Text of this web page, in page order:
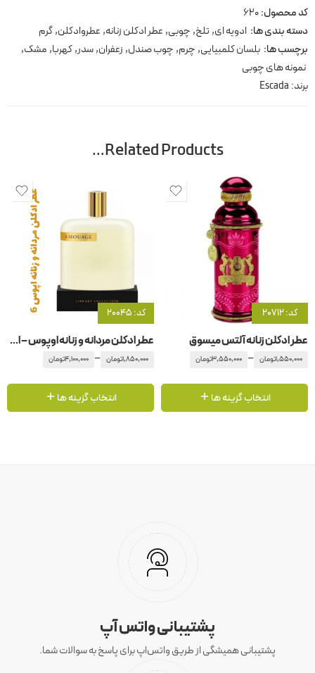
کد محصول:620
دسته بندی ها: ادویه ای, تلخ, چوبی, عطر ادکلن زنانه, عطروادکلن,گرم
برچسب ها: بلسان کلمبیایی, چرم, چوب صندل, زعفران,سدر,کهربا, مشک,
نمونه های چوبی
برند: Escada
Related Products…
کد: 20712
عطر ادکلن زنانه آلتس میسوق
1,550,000تومان –
3,550,000تومان
انتخاب گزینه ها
کد: 20045
عطر ادکلن مردانه و زنانه اوپوس – اپوس 6 آمواج – آمواژ
1,850,000تومان –
4,100,000تومان
انتخاب گزینه ها
پشتیبانی واتس آپ
پشتیبانی همیشگی از طریق واتس‌اپ برای پاسخ به سوالات شما.